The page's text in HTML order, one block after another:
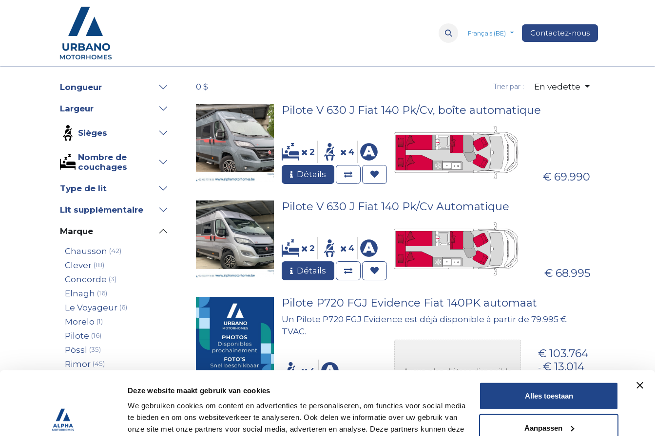
Deze website maakt gebruik van cookies
We gebruiken cookies om content en advertenties te personaliseren, om functies voor social media
te bieden en om ons websiteverkeer te analyseren. Ook delen we informatie over uw gebruik van
onze site met onze partners voor social media, adverteren en analyse. Deze partners kunnen deze
Alles toestaan
Aanpassen
Nos marques à propos de nous Médias
Français (BE) Contactez-nous
Longueur
Largeur
Sièges
Nombre de
couchages
Type de lit
Lit supplémentaire
Marque
Chausson
Clever
Concorde
Elnagh
Le Voyageur
Morelo
Pilote
Pössl
Rimor
Challenger
0 $ Trier par : En vedette
Pilote V 630 J Fiat 140 Pk/Cv, boîte automatique
Détails
2 4
€ 69.990
Pilote V 630 J Fiat 140 Pk/Cv Automatique
Détails
2 4
€ 68.995
Pilote P720 FGJ Evidence Fiat 140PK automaat
Un Pilote P720 FGJ Evidence est déjà disponible à partir de 79.995 €
TVAC.
4 Aucun plan d'étage disponible
€ 103.764
- € 13.014
€ 90.750
Pilote P720 FGJ Evidence Fiat 140PK automaat